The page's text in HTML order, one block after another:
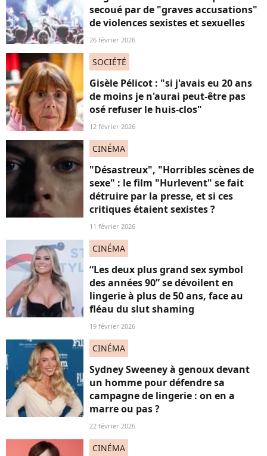
secoué par de "graves accusations"
de violences sexistes et sexuelles
26 février 2026
SOCIÉTÉ
Gisèle Pélicot : "si j'avais eu 20 ans
de moins je n'aurai peut-être pas
osé refuser le huis-clos"
12 février 2026
CINÉMA
"Désastreux", "Horribles scènes de
sexe" : le film "Hurlevent" se fait
détruire par la presse, et si ces
critiques étaient sexistes ?
11 février 2026
CINÉMA
“Les deux plus grand sex symbol
des années 90” se dévoilent en
lingerie à plus de 50 ans, face au
fléau du slut shaming
19 février 2026
CINÉMA
Sydney Sweeney à genoux devant
un homme pour défendre sa
campagne de lingerie : on en a
marre ou pas ?
22 février 2026
CINÉMA